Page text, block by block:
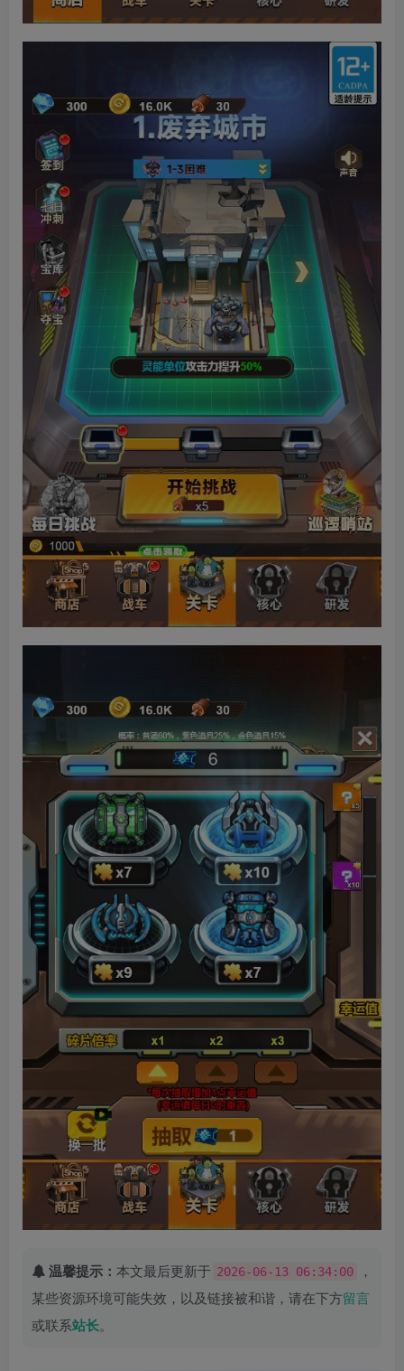
温馨提示： 本文最后更新于 2026-06-13 06:34:00
，
某些资源环境可能失效，以及链接被和谐，请在下方留言
或联系站长。